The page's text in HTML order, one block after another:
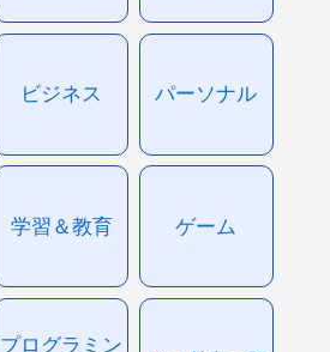
ビジネス パーソナル
学習＆教育 ゲーム
プログラミン